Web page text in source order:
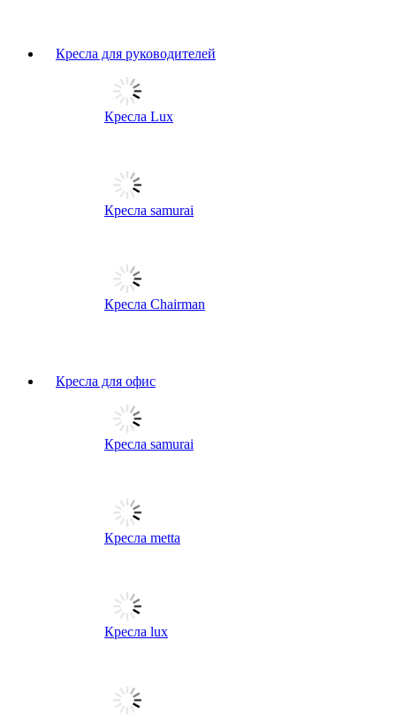
Кресла для руководителей
Кресла Lux
Кресла samurai
Кресла Chairman
Кресла для офис
Кресла samurai
Кресла metta
Кресла lux